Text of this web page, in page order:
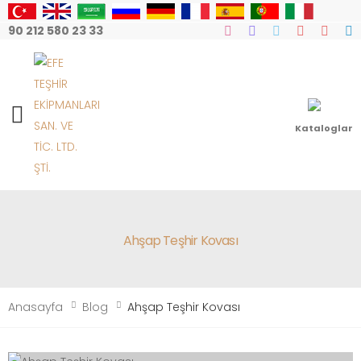
90 212 580 23 33
Mobile Menu Kataloglar
Ahşap Teşhir Kovası
Anasayfa Blog Ahşap Teşhir Kovası